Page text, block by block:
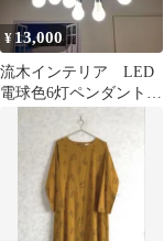
¥ 13,000
流木インテリア LED
電球色6灯ペンダントラ
イト 8〜15帖 雰囲気
向上保証！